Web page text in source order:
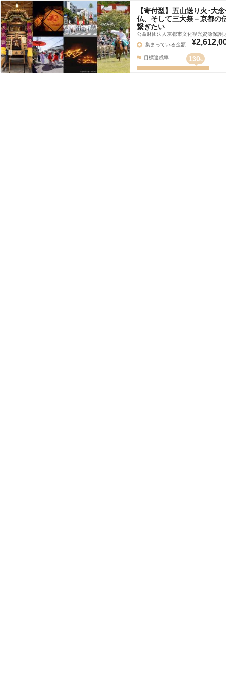
【寄付型】五山送り火･大
仏、そして三大祭－京都の
繋ぎたい
公益財団法人京都市文化観光資源保
集まっている金額
目標達成率 130%